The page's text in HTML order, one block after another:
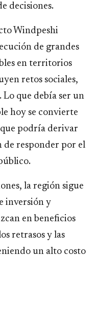
decisiones.
Windpeshi
de grandes
en territorios
retos sociales,
que debía ser un
hoy se convierte
podría derivar
de responder por el
la región sigue
inversión y
en beneficios
retrasos y las
un alto costo